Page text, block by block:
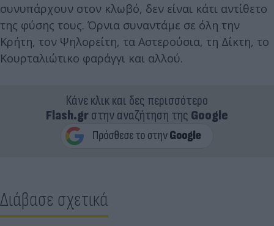
συνυπάρχουν στον κλωβό, δεν είναι κάτι αντίθετο
της φύσης τους. Όρνια συναντάμε σε όλη την
Κρήτη, τον Ψηλορείτη, τα Αστερούσια, τη Δίκτη, το
Κουρταλιώτικο φαράγγι και αλλού.
Κάνε κλικ και δες περισσότερο
Flash.grστην αναζήτηση της Google
Διάβασε σχετικά